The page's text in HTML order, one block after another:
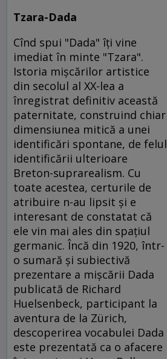
Tzara-Dada
Cînd spui "Dada" îţi vine
imediat în minte "Tzara".
Istoria mişcărilor artistice
din secolul al XX-lea a
înregistrat definitiv această
paternitate, construind chiar
dimensiunea mitică a unei
identificări spontane, de felul
identificării ulterioare
Breton-suprarealism. Cu
toate acestea, certurile de
atribuire n-au lipsit şi e
interesant de constatat că
ele vin mai ales din spaţiul
germanic. Încă din 1920, într-
o sumară şi subiectivă
prezentare a mişcării Dada
publicată de Richard
Huelsenbeck, participant la
aventura de la Zürich,
descoperirea vocabulei Dada
este prezentată ca o afacere